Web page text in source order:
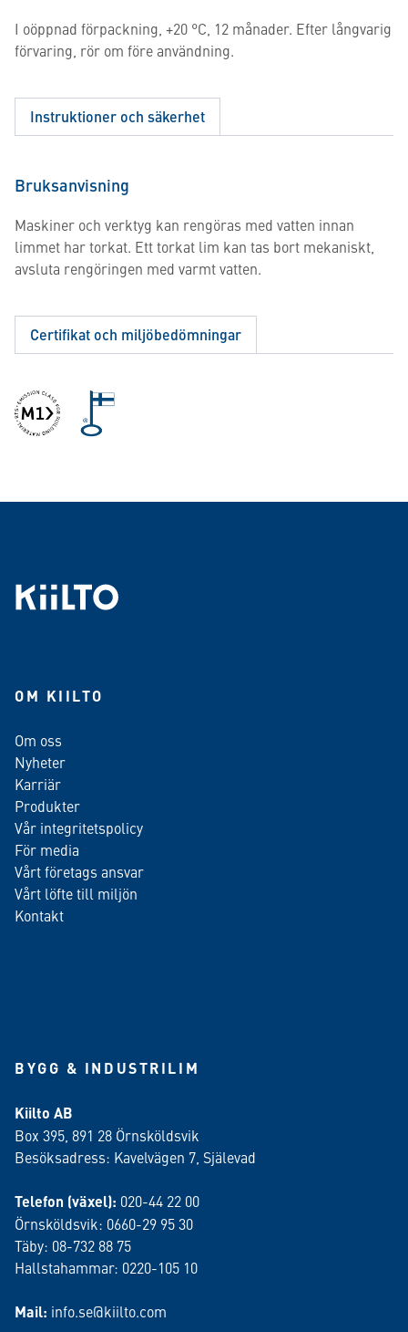
I oöppnad förpackning, +20 °C, 12 månader. Efter långvarig
förvaring, rör om före användning.
Instruktioner och säkerhet
Bruksanvisning
Maskiner och verktyg kan rengöras med vatten innan
limmet har torkat. Ett torkat lim kan tas bort mekaniskt,
avsluta rengöringen med varmt vatten.
Certifikat och miljöbedömningar
OM KIILTO
Om oss
Nyheter
Karriär
Produkter
Vår integritetspolicy
För media
Vårt företags ansvar
Vårt löfte till miljön
Kontakt
BYGG & INDUSTRILIM
Kiilto AB
Box 395, 891 28 Örnsköldsvik
Besöksadress: Kavelvägen 7, Själevad
Telefon (växel): 020-44 22 00
Örnsköldsvik: 0660-29 95 30
Täby: 08-732 88 75
Hallstahammar: 0220-105 10
Mail: info.se@kiilto.com